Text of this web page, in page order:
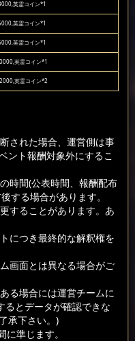
英霊コイン*1
英霊コイン*1
英霊コイン*1
英霊コイン*1
英霊コイン*2
された場合、運営側は事
ント報酬対象外にするこ
時間(公表時間、報酬配布
する場合があります。
することがあります。あ
につき最終的な解釈権を
画面とは異なる場合がご
る場合には運営チームに
とデータが確認できな
承下さい。)
準じます。